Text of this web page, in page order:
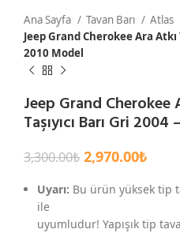
Ana Sayfa Tavan Barı
Atlas
Jeep Grand Cherokee Ara Atkı
2010 Model
Jeep Grand Cherokee
Taşıyıcı Barı Gri
3,300.00₺ 2,970.00₺
Uyarı: Bu ürün yüksek tip
ile
uyumludur! Yapışık tip